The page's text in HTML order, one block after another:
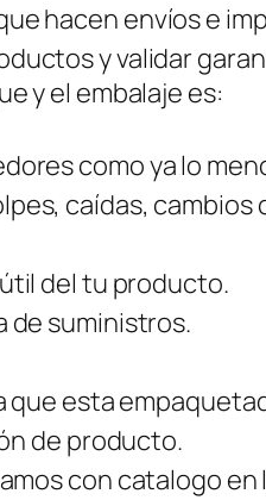
hacen envíos e
y validar
y el embalaje es:
como ya lo
caídas, cambios
del tu producto.
de suministros.
que esta
de producto.
con catalogo en